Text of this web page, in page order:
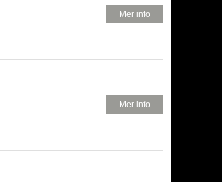
Mer info
Mer info